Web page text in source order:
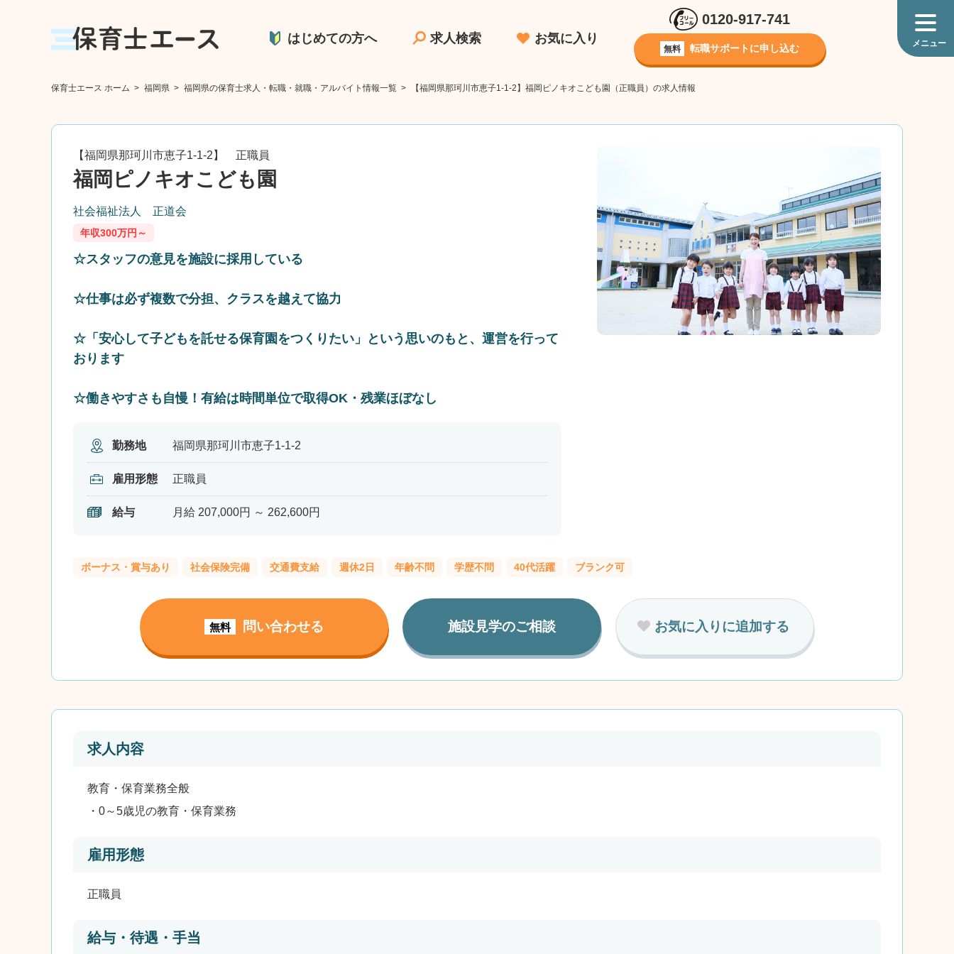
はじめての方へ 求人検索 お気に入り
0120-917-741
無料 転職サポートに申し込む
保育士エース ホーム > 福岡県 > 福岡県の保育士求人・転職・就職・アルバイト情報一覧 > 【福岡県那珂川市恵子1-1-2】福岡ピノキオこども園（正職員）の求人情報
☆スタッフの意見を施設に採用している
☆仕事は必ず複数で分担、クラスを越えて協力
☆「安心して子どもを託せる保育園をつくりたい」という思いのもと、運営を行って
おります
☆働きやすさも自慢！有給は時間単位で取得OK・残業ほぼなし
【福岡県那珂川市恵子1-1-2】 正職員
福岡ピノキオこども園
社会福祉法人 正道会
年収300万円～
勤務地 福岡県那珂川市恵子1-1-2
雇用形態 正職員
給与 月給 207,000円 ～ 262,600円
ボーナス・賞与あり 社会保険完備 交通費支給 週休2日 年齢不問 学歴不問 40代活躍 ブランク可
無料 問い合わせる 施設見学のご相談 お気に入りに追加する
求人内容
教育・保育業務全般
・0～5歳児の教育・保育業務
雇用形態
正職員
給与・待遇・手当